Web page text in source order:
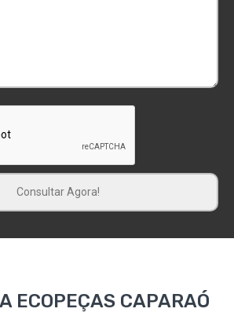
ECOPEÇAS CAPARAÓ